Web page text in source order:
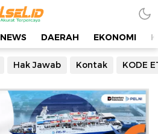
NEWS DAERAH EKONOMI
Hak Jawab Kontak KODE